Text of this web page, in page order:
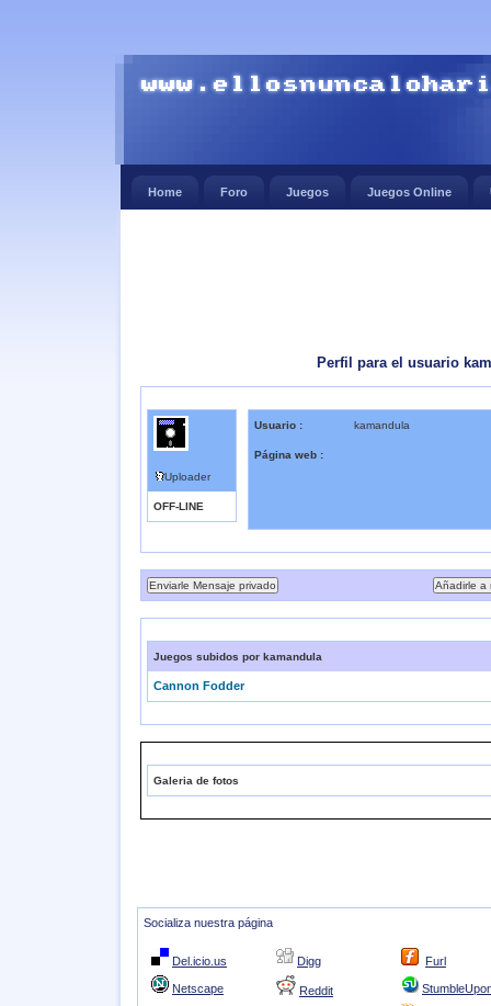
Home Foro Juegos Juegos Online
Perfil para el usuario
Uploader
OFF-LINE
Usuario : kamandula
Página web :
Juegos subidos por kamandula
Cannon Fodder
Galeria de fotos
Socializa nuestra página
Del.icio.us Digg Furl
Netscape Reddit